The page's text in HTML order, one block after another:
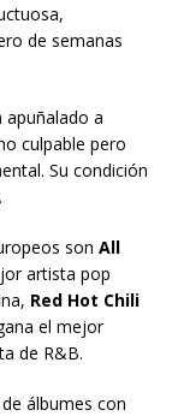
de semanas
apuñalado a
culpable pero
Su condición
son All
artista pop
Red Hot Chili
el mejor
de R&B.
álbumes con